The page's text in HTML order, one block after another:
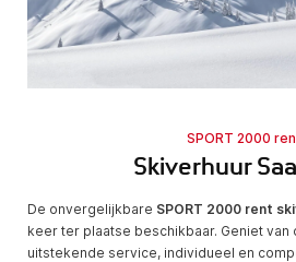
SPORT 2000
Skiverhuur
De onvergelijkbare SPORT 2000 rent
keer ter plaatse beschikbaar. Geniet
uitstekende service, individueel en